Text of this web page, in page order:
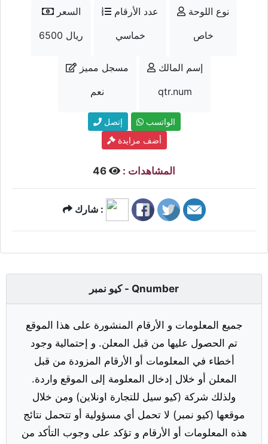
السعر
6500 ريال
عدد الأرقام
خماسي
نوع اللوحة
خاص
مسجل مميز
نعم
إسم المالك
qtr.num
إتصل
الواتسب
أضف مزايدة
المشاهدات :
شارك :
كيو نمبر - Qnumber
جميع المعلومات و الأرقام المنشورة على هذا الموقع
تم الحصول عليها من قبل المعلن. و إحتمالية وجود
أخطاء في المعلومات أو الأرقام المزودة من قبل
المعلن أو خلال إدخال المعلومة إلى الموقع واردة.
ولذلك شركة (كيو سيل للتجارة اونلاين) ومن خلال
موقعها (كيو نمبر) لا تحمل أي مسؤولية أو تتحمل نتائج
هذه المعلومات أو الأرقام و تؤكد على وجوب التأكد من